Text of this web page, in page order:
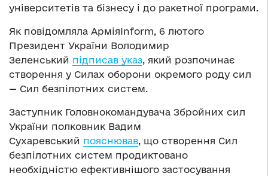
університетів та бізнесу і до ракетної програми.
Як повідомляла АрміяInform, 6 лютого
Президент України Володимир
Зеленський підписав указ, який розпочинає
створення у Силах оборони окремого роду сил
— Сил безпілотних систем.
Заступник Головнокомандувача Збройних сил
України полковник Вадим
Сухаревський пояснював, що створення Сил
безпілотних систем продиктовано
необхідністю ефективнішого застосування